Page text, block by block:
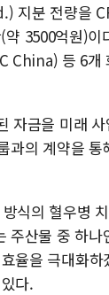
지분 전량을
3500억원)이
China) 등 6개
자금을 미래
과의 계약을 통
식의 혈우병
주산물 중 하나
율을 극대화하
다.